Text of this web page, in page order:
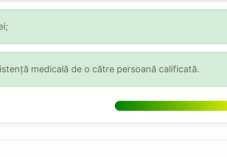
medicală de o către persoană calificată.